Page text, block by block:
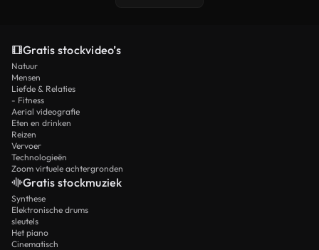
Gratis stockvideo’s
Natuur
Mensen
Liefde & Relaties
- Fitness
Aerial videografie
Eten en drinken
Reizen
Vervoer
Technologieën
Zoom virtuele achtergronden
Gratis stockmuziek
Synthese
Elektronische drums
sleutels
Het piano
Cinematisch